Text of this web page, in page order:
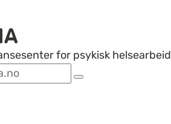
for psykisk helsearbeid